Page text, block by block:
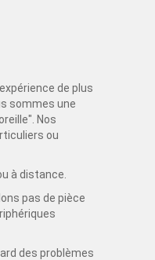
de plus
sommes une
Nos
ou
à distance.
pas de pièce
des problèmes